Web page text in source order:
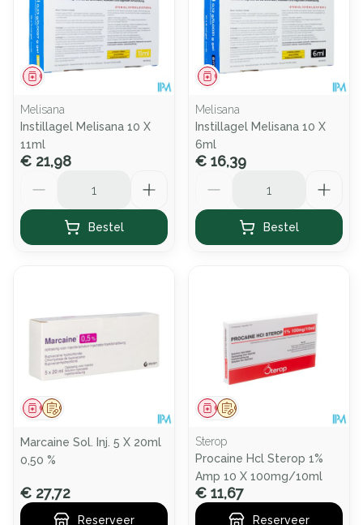
Geneesmiddel
Melisana
Instillagel Melisana 10 X
11ml
€ 21,98
Bestel
Geneesmiddel
Melisana
Instillagel Melisana 10 X
6ml
€ 16,39
Bestel
Op voorschrift
Geneesmiddel
Marcaine Sol. Inj. 5 X 20ml
0,50 %
€ 27,72
Reserveer
Op voorschrift
Geneesmiddel
Sterop
Procaine Hcl Sterop 1%
Amp 10 X 100mg/10ml
€ 11,67
Reserveer